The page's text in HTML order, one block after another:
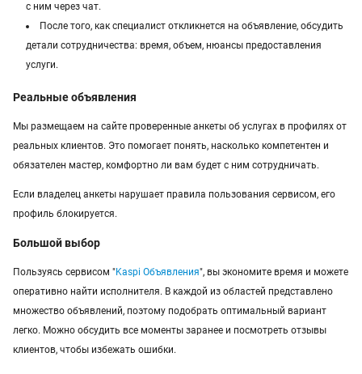
с ним через чат.
После того, как специалист откликнется на объявление, обсудить
детали сотрудничества: время, объем, нюансы предоставления
услуги.
Реальные объявления
Мы размещаем на сайте проверенные анкеты об услугах в профилях от
реальных клиентов. Это помогает понять, насколько компетентен и
обязателен мастер, комфортно ли вам будет с ним сотрудничать.
Если владелец анкеты нарушает правила пользования сервисом, его
профиль блокируется.
Большой выбор
Пользуясь сервисом "Kaspi Объявления", вы экономите время и можете
оперативно найти исполнителя. В каждой из областей представлено
множество объявлений, поэтому подобрать оптимальный вариант
легко. Можно обсудить все моменты заранее и посмотреть отзывы
клиентов, чтобы избежать ошибки.